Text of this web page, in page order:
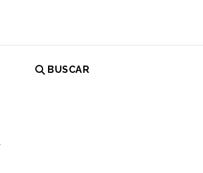
BUSCAR